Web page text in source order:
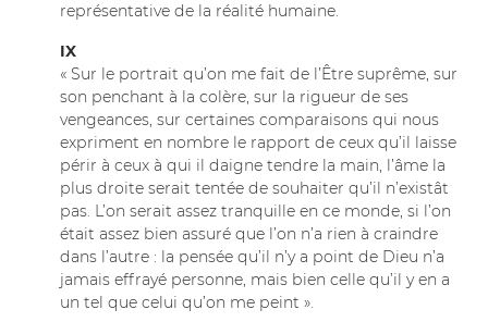
représentative de la réalité humaine.
IX
« Sur le portrait qu’on me fait de l’Être suprême, sur
son penchant à la colère, sur la rigueur de ses
vengeances, sur certaines comparaisons qui nous
expriment en nombre le rapport de ceux qu’il laisse
périr à ceux à qui il daigne tendre la main, l’âme la
plus droite serait tentée de souhaiter qu’il n’existât
pas. L’on serait assez tranquille en ce monde, si l’on
était assez bien assuré que l’on n’a rien à craindre
dans l’autre : la pensée qu’il n’y a point de Dieu n’a
jamais effrayé personne, mais bien celle qu’il y en a
un tel que celui qu’on me peint ».